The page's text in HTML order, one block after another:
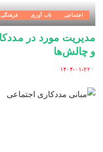
اجتماعی تاب آوری فرهنگی
مدیریت مورد در
و چالش‌ها
Posted
۱۴۰۴-۰۱-۲۲